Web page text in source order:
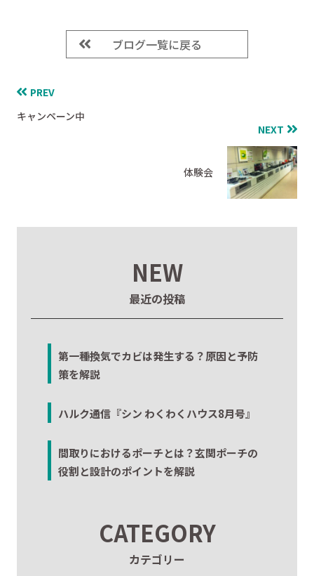
ブログ一覧に戻る
PREV
キャンペーン中
NEXT
体験会
NEW
最近の投稿
第一種換気でカビは発生する？原因と予防
策を解説
ハルク通信『シン わくわくハウス8月号』
間取りにおけるポーチとは？玄関ポーチの
役割と設計のポイントを解説
CATEGORY
カテゴリー